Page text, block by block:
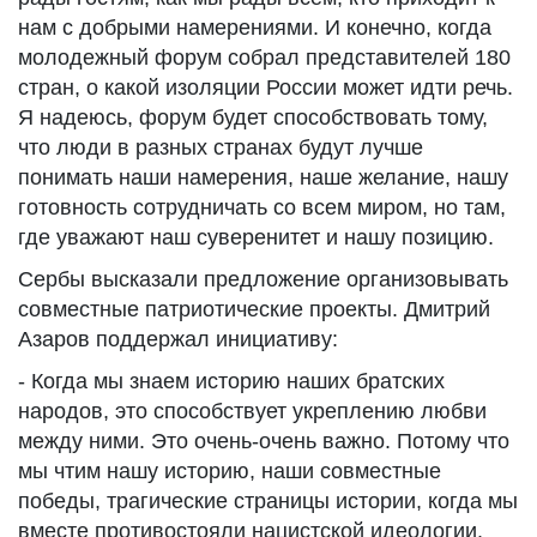
нам с добрыми намерениями. И конечно, когда
молодежный форум собрал представителей 180
стран, о какой изоляции России может идти речь.
Я надеюсь, форум будет способствовать тому,
что люди в разных странах будут лучше
понимать наши намерения, наше желание, нашу
готовность сотрудничать со всем миром, но там,
где уважают наш суверенитет и нашу позицию.
Сербы высказали предложение организовывать
совместные патриотические проекты. Дмитрий
Азаров поддержал инициативу:
- Когда мы знаем историю наших братских
народов, это способствует укреплению любви
между ними. Это очень-очень важно. Потому что
мы чтим нашу историю, наши совместные
победы, трагические страницы истории, когда мы
вместе противостояли нацистской идеологии.